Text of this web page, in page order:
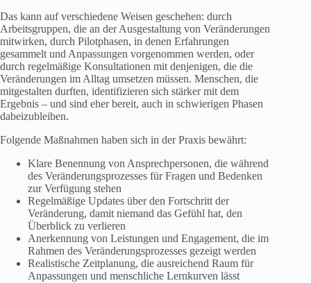
Das kann auf verschiedene Weisen geschehen: durch
Arbeitsgruppen, die an der Ausgestaltung von Veränderungen
mitwirken, durch Pilotphasen, in denen Erfahrungen
gesammelt und Anpassungen vorgenommen werden, oder
durch regelmäßige Konsultationen mit denjenigen, die die
Veränderungen im Alltag umsetzen müssen. Menschen, die
mitgestalten durften, identifizieren sich stärker mit dem
Ergebnis – und sind eher bereit, auch in schwierigen Phasen
dabeizubleiben.
Folgende Maßnahmen haben sich in der Praxis bewährt:
Klare Benennung von Ansprechpersonen, die während
des Veränderungsprozesses für Fragen und Bedenken
zur Verfügung stehen
Regelmäßige Updates über den Fortschritt der
Veränderung, damit niemand das Gefühl hat, den
Überblick zu verlieren
Anerkennung von Leistungen und Engagement, die im
Rahmen des Veränderungsprozesses gezeigt werden
Realistische Zeitplanung, die ausreichend Raum für
Anpassungen und menschliche Lernkurven lässt